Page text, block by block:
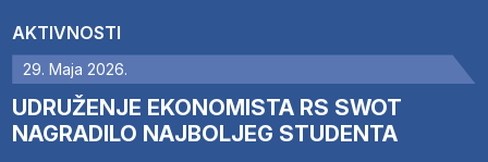
AKTIVNOSTI
29. Maja 2026.
UDRUŽENJE EKONOMISTA RS SWOT
NAGRADILO NAJBOLJEG STUDENTA